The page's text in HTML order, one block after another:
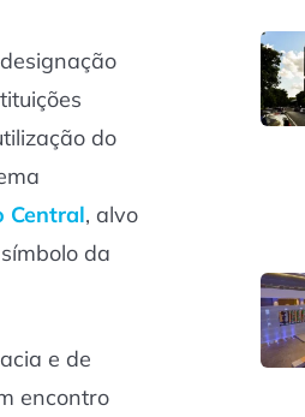
do
Central, alvo
da
e de
encontro